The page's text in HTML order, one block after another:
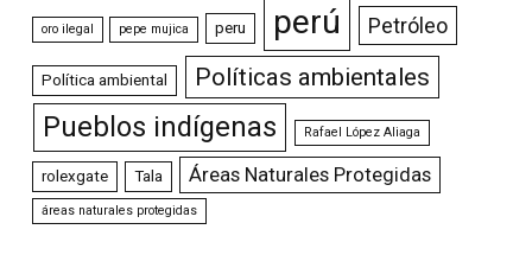
oro ilegal pepe mujica peru perú Petróleo
Política ambiental Políticas ambientales
Pueblos indígenas Rafael López Aliaga
rolexgate Tala Áreas Naturales Protegidas
áreas naturales protegidas